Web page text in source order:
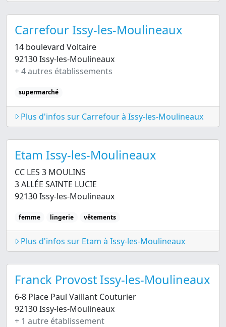
Carrefour Issy-les-Moulineaux
14 boulevard Voltaire
92130 Issy-les-Moulineaux
+ 4 autres établissements
supermarché
Plus d'infos sur Carrefour à Issy-les-Moulineaux
Etam Issy-les-Moulineaux
CC LES 3 MOULINS
3 ALLÉE SAINTE LUCIE
92130 Issy-les-Moulineaux
femme lingerie vêtements
Plus d'infos sur Etam à Issy-les-Moulineaux
Franck Provost Issy-les-Moulineaux
6-8 Place Paul Vaillant Couturier
92130 Issy-les-Moulineaux
+ 1 autre établissement